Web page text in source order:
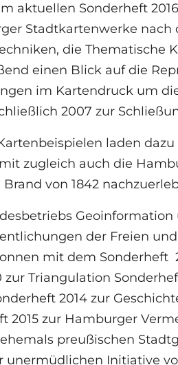
aktuellen Sonderheft
Stadtkartenwerke
die Thematische
einen Blick auf die
im Kartendruck um
2007 zur
laden
zugleich auch die
von 1842
der Freien
mit dem Sonderheft
zur Triangulation
2014 zur
2015 zur Hamburger
preußischen
unermüdlichen Initiative